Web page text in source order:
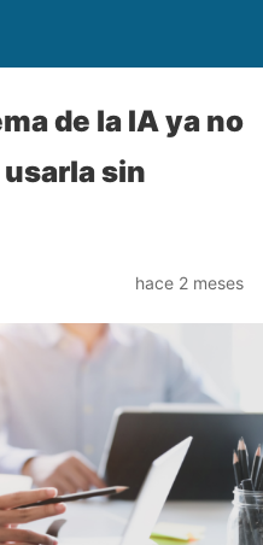
de la IA ya no
sin
hace 2 meses